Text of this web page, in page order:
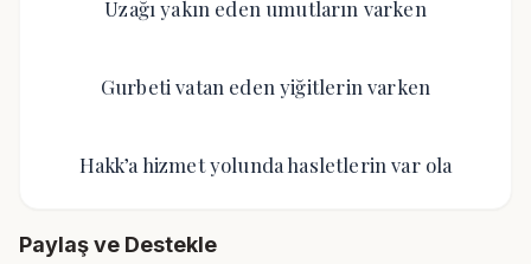
Uzağı yakın eden umutların varken
Gurbeti vatan eden yiğitlerin varken
Hakk’a hizmet yolunda hasletlerin var ola
Paylaş ve Destekle